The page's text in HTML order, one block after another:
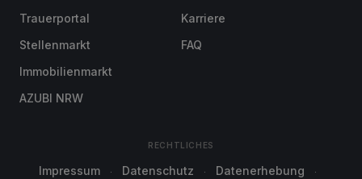
Trauerportal
Stellenmarkt
Immobilienmarkt
AZUBI NRW
Karriere
FAQ
RECHTLICHES
Impressum Datenschutz
Datenerhebung